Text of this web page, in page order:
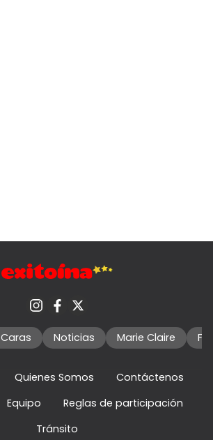
Caras Noticias Marie Claire
Quienes Somos
Contáctenos
Equipo
Reglas de participación
Tránsito